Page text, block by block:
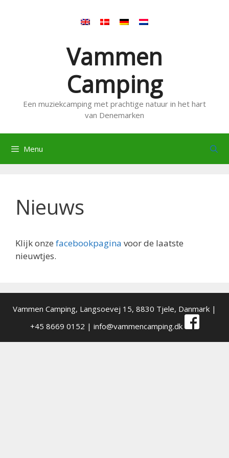
Vammen
Camping
Een muziekcamping met prachtige natuur in het hart
van Denemarken
Menu
Nieuws
Klijk onze facebookpagina voor de laatste
nieuwtjes.
Vammen Camping, Langsoevej 15, 8830 Tjele, Danmark |
+45 8669 0152 | info@vammencamping.dk